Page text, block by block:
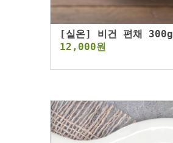
[실온] 비건 편채 300g
12,000원